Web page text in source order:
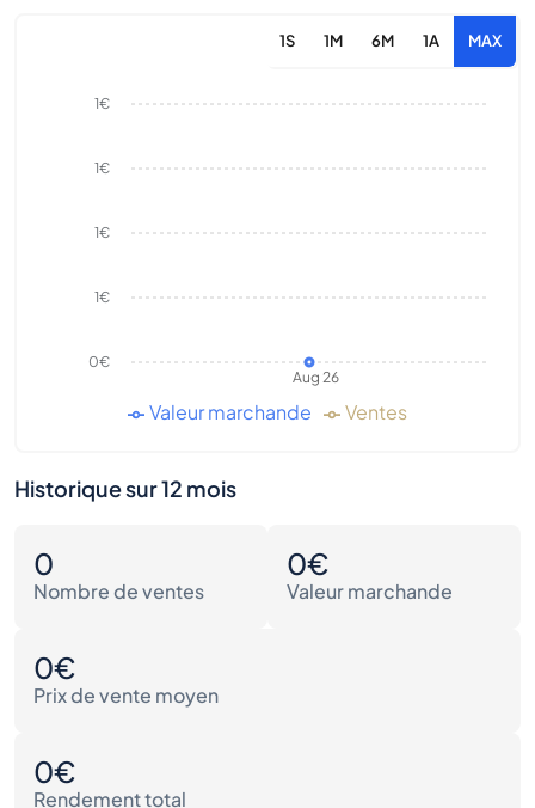
1S 1M 6M 1A MAX
Aug 26
0€
1€
1€
1€
1€
Valeur marchande Ventes
Historique sur 12 mois
0
Nombre de ventes
0€
Valeur marchande
0€
Prix de vente moyen
0€
Rendement total